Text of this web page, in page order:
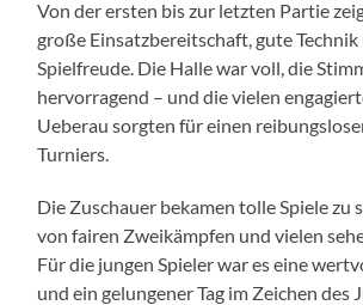
Von der ersten bis zur letzten Partie
große Einsatzbereitschaft, gute
Spielfreude. Die Halle war voll, die
hervorragend – und die vielen
Ueberau sorgten für einen
Turniers.
Die Zuschauer bekamen tolle Spiele zu
von fairen Zweikämpfen und vielen
Für die jungen Spieler war es eine
und ein gelungener Tag im Zeichen des